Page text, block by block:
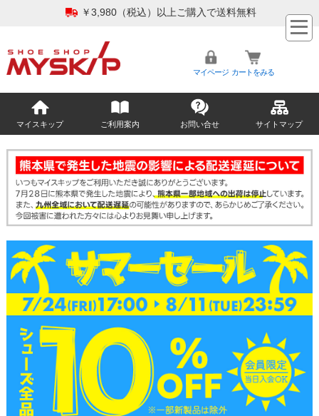
￥3,980（税込）以上ご購入で送料無料
マイページ カートをみる
マイスキップ ご利用案内 お問い合せ サイトマップ